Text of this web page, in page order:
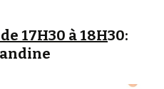
17H30 à 18H30: